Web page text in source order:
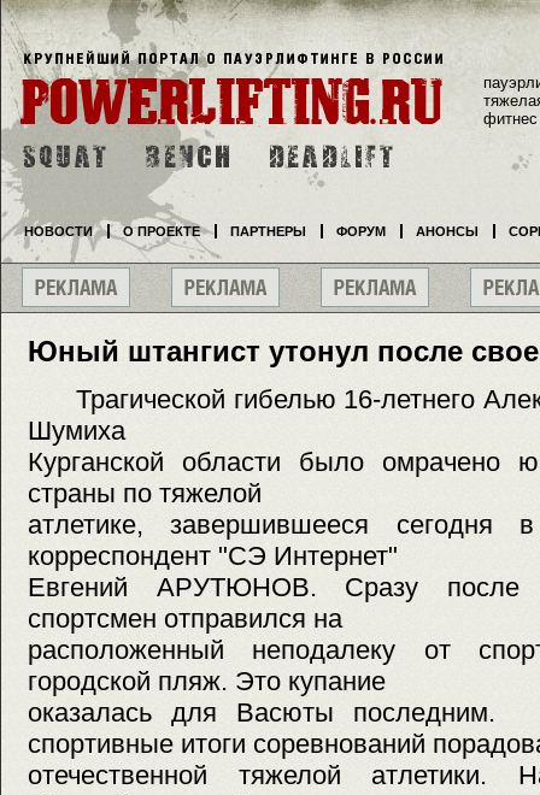
Юный штангист утонул после
Трагической гибелью 16-летнего
Шумиха
Курганской области было омрачено
страны по тяжелой
атлетике, завершившееся сегодня
корреспондент "СЭ Интернет"
Евгений АРУТЮНОВ. Сразу после
спортсмен отправился на
расположенный неподалеку от
городской пляж. Это купание
оказалась для Васюты
спортивные итоги соревнований
отечественной тяжелой атлетики.
фитнес
НОВОСТИ О ПРОЕКТЕ ПАРТНЕРЫ ФОРУМ АНОНСЫ